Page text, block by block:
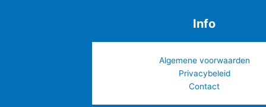
Info
Algemene voorwaarden
Privacybeleid
Contact